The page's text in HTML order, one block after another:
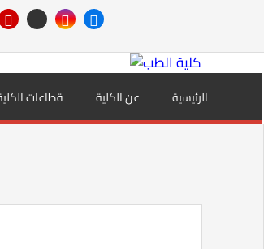
قطاعات عن الكلية الرئيسية